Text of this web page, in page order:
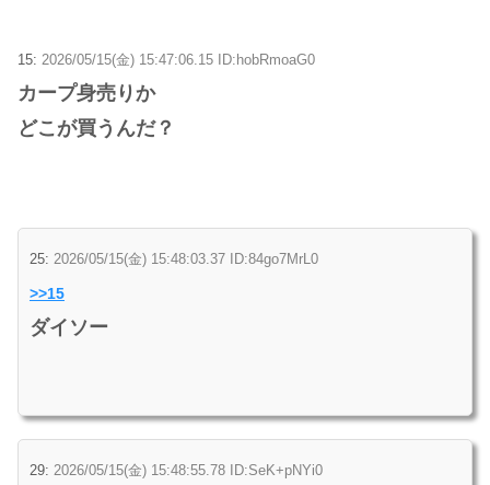
15: 2026/05/15(金) 15:47:06.15 ID:hobRmoaG0
カープ身売りか
どこが買うんだ？
25: 2026/05/15(金) 15:48:03.37 ID:84go7MrL0
>>15
ダイソー
29: 2026/05/15(金) 15:48:55.78 ID:SeK+pNYi0